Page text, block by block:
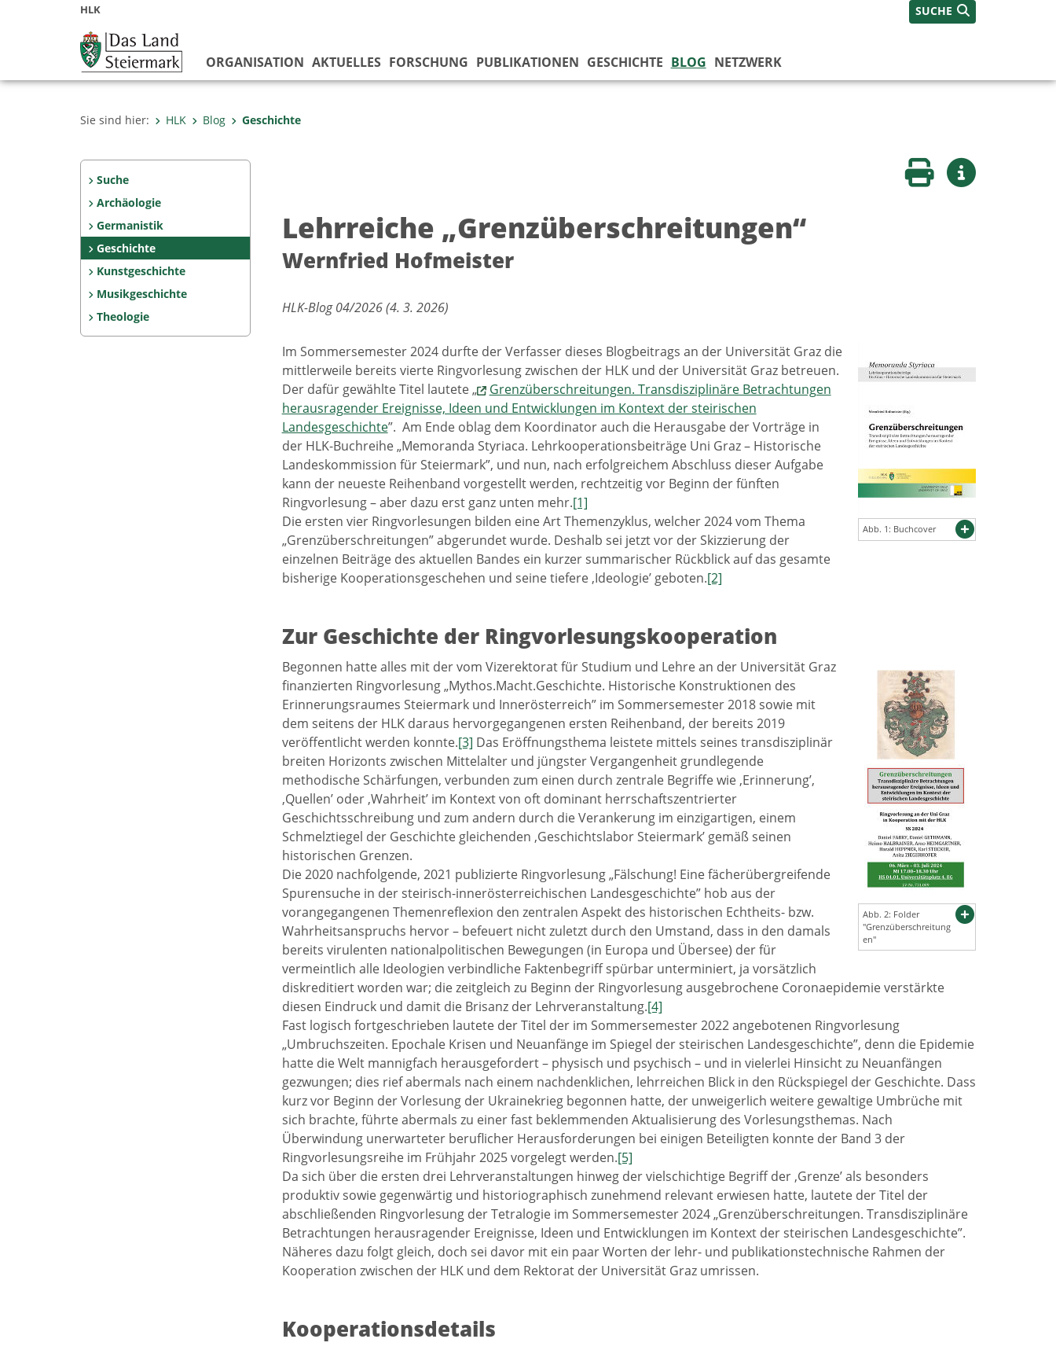
HLK SUCHE
ORGANISATION AKTUELLES FORSCHUNG PUBLIKATIONEN GESCHICHTE BLOG NETZWERK
Sie sind hier: HLK Blog Geschichte
Suche
Archäologie
Germanistik
Geschichte
Kunstgeschichte
Musikgeschichte
Theologie
Seite druckenWeitere Infos
Lehrreiche „Grenzüberschreitungen“
Wernfried Hofmeister
HLK-Blog 04/2026 (4. 3. 2026)
Abb. 1: Buchcover
Im Sommersemester 2024 durfte der Verfasser dieses Blogbeitrags an der Universität Graz die
mittlerweile bereits vierte Ringvorlesung zwischen der HLK und der Universität Graz betreuen.
Der dafür gewählte Titel lautete „
Grenzüberschreitungen. Transdisziplinäre Betrachtungen
herausragender Ereignisse, Ideen und Entwicklungen im Kontext der steirischen
Landesgeschichte”. Am Ende oblag dem Koordinator auch die Herausgabe der Vorträge in
der HLK-Buchreihe „Memoranda Styriaca. Lehrkooperationsbeiträge Uni Graz – Historische
Landeskommission für Steiermark”, und nun, nach erfolgreichem Abschluss dieser Aufgabe
kann der neueste Reihenband vorgestellt werden, rechtzeitig vor Beginn der fünften
Ringvorlesung – aber dazu erst ganz unten mehr.[1]
Die ersten vier Ringvorlesungen bilden eine Art Themenzyklus, welcher 2024 vom Thema
„Grenzüberschreitungen” abgerundet wurde. Deshalb sei jetzt vor der Skizzierung der
einzelnen Beiträge des aktuellen Bandes ein kurzer summarischer Rückblick auf das gesamte
bisherige Kooperationsgeschehen und seine tiefere ‚Ideologie’ geboten.[2]
Zur Geschichte der Ringvorlesungskooperation
Abb. 2: Folder
"Grenzüberschreitung
en"
Begonnen hatte alles mit der vom Vizerektorat für Studium und Lehre an der Universität Graz
finanzierten Ringvorlesung „Mythos.Macht.Geschichte. Historische Konstruktionen des
Erinnerungsraumes Steiermark und Innerösterreich” im Sommersemester 2018 sowie mit
dem seitens der HLK daraus hervorgegangenen ersten Reihenband, der bereits 2019
veröffentlicht werden konnte.[3] Das Eröffnungsthema leistete mittels seines transdisziplinär
breiten Horizonts zwischen Mittelalter und jüngster Vergangenheit grundlegende
methodische Schärfungen, verbunden zum einen durch zentrale Begriffe wie ‚Erinnerung’,
‚Quellen’ oder ‚Wahrheit’ im Kontext von oft dominant herrschaftszentrierter
Geschichtsschreibung und zum andern durch die Verankerung im einzigartigen, einem
Schmelztiegel der Geschichte gleichenden ‚Geschichtslabor Steiermark’ gemäß seinen
historischen Grenzen.
Die 2020 nachfolgende, 2021 publizierte Ringvorlesung „Fälschung! Eine fächerübergreifende
Spurensuche in der steirisch-innerösterreichischen Landesgeschichte” hob aus der
vorangegangenen Themenreflexion den zentralen Aspekt des historischen Echtheits‑ bzw.
Wahrheitsanspruchs hervor – befeuert nicht zuletzt durch den Umstand, dass in den damals
bereits virulenten nationalpolitischen Bewegungen (in Europa und Übersee) der für
vermeintlich alle Ideologien verbindliche Faktenbegriff spürbar unterminiert, ja vorsätzlich
diskreditiert worden war; die zeitgleich zu Beginn der Ringvorlesung ausgebrochene Coronaepidemie verstärkte
diesen Eindruck und damit die Brisanz der Lehrveranstaltung.[4]
Fast logisch fortgeschrieben lautete der Titel der im Sommersemester 2022 angebotenen Ringvorlesung
„Umbruchszeiten. Epochale Krisen und Neuanfänge im Spiegel der steirischen Landesgeschichte”, denn die Epidemie
hatte die Welt mannigfach herausgefordert – physisch und psychisch – und in vielerlei Hinsicht zu Neuanfängen
gezwungen; dies rief abermals nach einem nachdenklichen, lehrreichen Blick in den Rückspiegel der Geschichte. Dass
kurz vor Beginn der Vorlesung der Ukrainekrieg begonnen hatte, der unweigerlich weitere gewaltige Umbrüche mit
sich brachte, führte abermals zu einer fast beklemmenden Aktualisierung des Vorlesungsthemas. Nach
Überwindung unerwarteter beruflicher Herausforderungen bei einigen Beteiligten konnte der Band 3 der
Ringvorlesungsreihe im Frühjahr 2025 vorgelegt werden.[5]
Da sich über die ersten drei Lehrveranstaltungen hinweg der vielschichtige Begriff der ‚Grenze’ als besonders
produktiv sowie gegenwärtig und historiographisch zunehmend relevant erwiesen hatte, lautete der Titel der
abschließenden Ringvorlesung der Tetralogie im Sommersemester 2024 „Grenzüberschreitungen. Transdisziplinäre
Betrachtungen herausragender Ereignisse, Ideen und Entwicklungen im Kontext der steirischen Landesgeschichte”.
Näheres dazu folgt gleich, doch sei davor mit ein paar Worten der lehr‑ und publikationstechnische Rahmen der
Kooperation zwischen der HLK und dem Rektorat der Universität Graz umrissen.
Kooperationsdetails